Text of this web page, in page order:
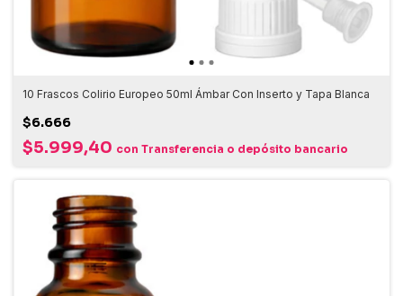
10 Frascos Colirio Europeo 50ml Ámbar Con Inserto y Tapa Blanca
$6.666
$5.999,40 con Transferencia o depósito bancario